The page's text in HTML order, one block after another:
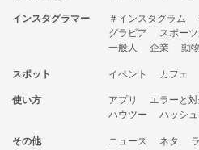
インスタグラマー
＃インスタグラム
グラビア
スポー
一般人
企業 動物
スポット
イベント カフェ
使い方
アプリ エラーと
ハウツー
ハッシ
その他
ニュース ネタ